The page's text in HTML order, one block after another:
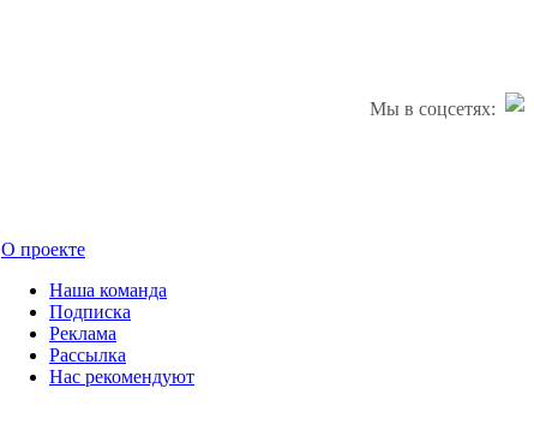
Мы в соцсетях:
О проекте
Наша команда
Подписка
Реклама
Рассылка
Нас рекомендуют